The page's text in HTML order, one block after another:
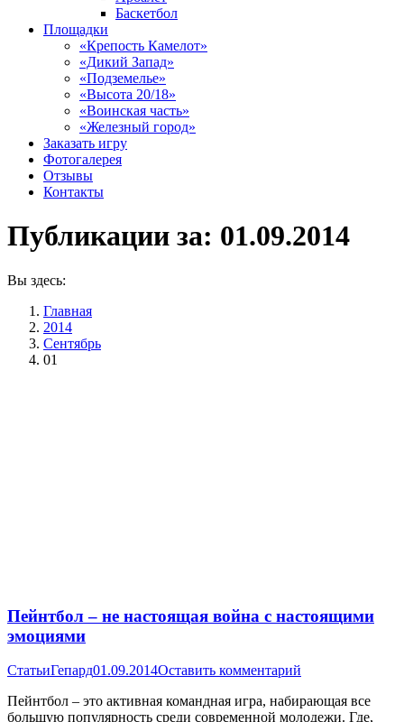
Баскетбол
Площадки
«Крепость Камелот»
«Дикий Запад»
«Подземелье»
«Высота 20/18»
«Воинская часть»
«Железный город»
Заказать игру
Фотогалерея
Отзывы
Контакты
Публикации за: 01.09.2014
Вы здесь:
Главная
2014
Сентябрь
01
Пейнтбол – не настоящая война с настоящими
эмоциями
СтатьиГепард01.09.2014Оставить комментарий
Пейнтбол – это активная командная игра, набирающая все
большую популярность среди современной молодежи. Где,